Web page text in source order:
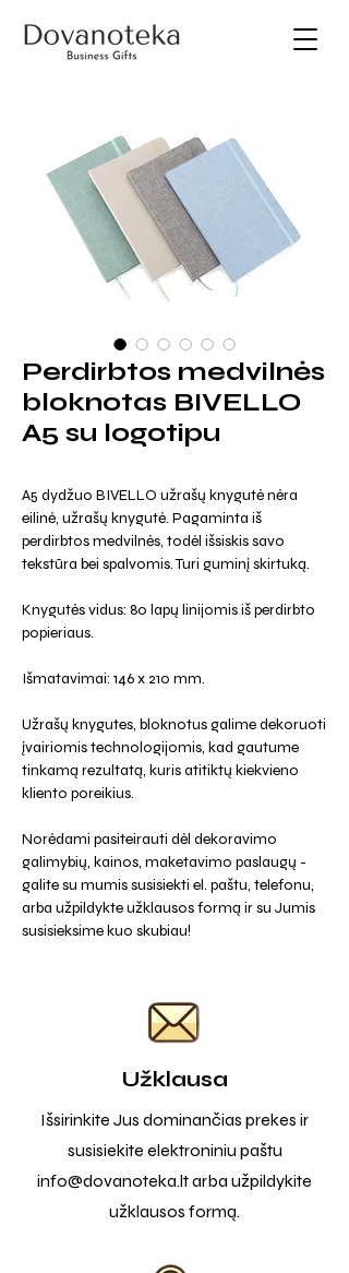
Perdirbtos medvilnės
bloknotas BIVELLO
A5 su logotipu
A5 dydžuo BIVELLO užrašų knygutė nėra
eilinė, užrašų knygutė. Pagaminta iš
perdirbtos medvilnės, todėl išsiskis savo
tekstūra bei spalvomis. Turi guminį skirtuką.
Knygutės vidus: 80 lapų linijomis iš perdirbto
popieriaus.
Išmatavimai: 146 x 210 mm.
Užrašų knygutes, bloknotus galime dekoruoti
įvairiomis technologijomis, kad gautume
tinkamą rezultatą, kuris atitiktų kiekvieno
kliento poreikius.
Norėdami pasiteirauti dėl dekoravimo
galimybių, kainos, maketavimo paslaugų -
galite su mumis susisiekti el. paštu, telefonu,
arba užpildykte užklausos formą ir su Jumis
susisieksime kuo skubiau!
Užklausa
Išsirinkite Jus dominančias prekes ir
susisiekite elektroniniu paštu
info@dovanoteka.ltarba užpildykite
užklausos formą.